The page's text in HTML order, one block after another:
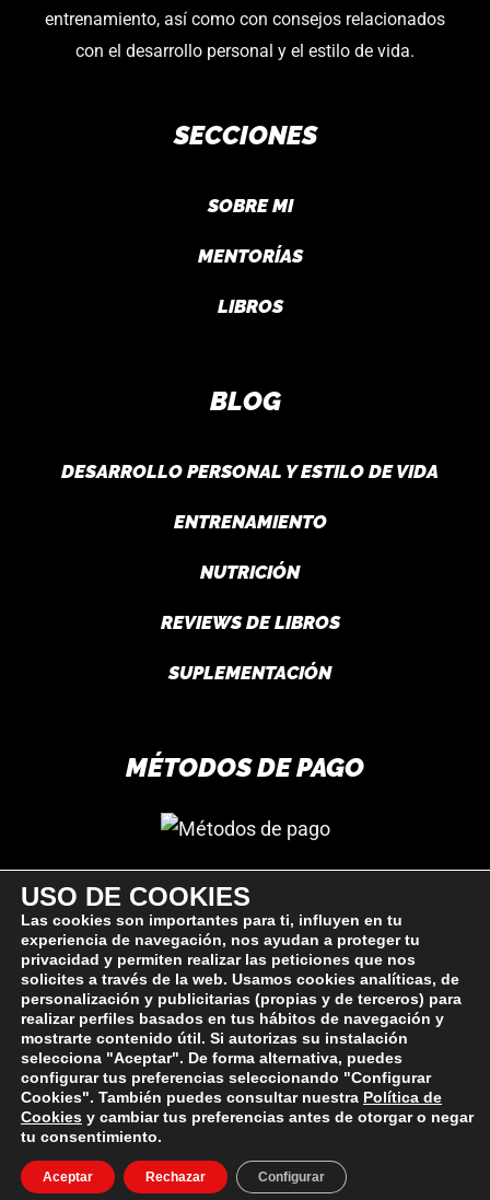
entrenamiento, así como con consejos relacionados
con el desarrollo personal y el estilo de vida.
SECCIONES
SOBRE MI
MENTORÍAS
LIBROS
BLOG
DESARROLLO PERSONAL Y ESTILO DE VIDA
ENTRENAMIENTO
NUTRICIÓN
REVIEWS DE LIBROS
SUPLEMENTACIÓN
MÉTODOS DE PAGO
SÍGUEME
© FITNESSREAL.ES 2023-2025 |
cookies
|Política de privacidad| Made in
USO DE COOKIES
Las cookies son importantes para ti, influyen en tu
experiencia de navegación, nos ayudan a proteger tu
privacidad y permiten realizar las peticiones que nos
solicites a través de la web. Usamos cookies analíticas, de
personalización y publicitarias (propias y de terceros) para
realizar perfiles basados en tus hábitos de navegación y
mostrarte contenido útil. Si autorizas su instalación
selecciona "Aceptar". De forma alternativa, puedes
configurar tus preferencias seleccionando "Configurar
Cookies". También puedes consultar nuestra Política de
Cookies y cambiar tus preferencias antes de otorgar o negar
tu consentimiento.
Aceptar Rechazar Configurar